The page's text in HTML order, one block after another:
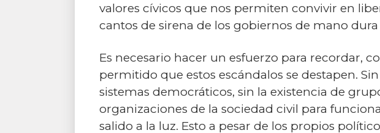
valores cívicos que nos permiten convivir en
cantos de sirena de los gobiernos de mano dura
Es necesario hacer un esfuerzo para recordar,
permitido que estos escándalos se destapen.
sistemas democráticos, sin la existencia de
organizaciones de la sociedad civil para
salido a la luz. Esto a pesar de los propios